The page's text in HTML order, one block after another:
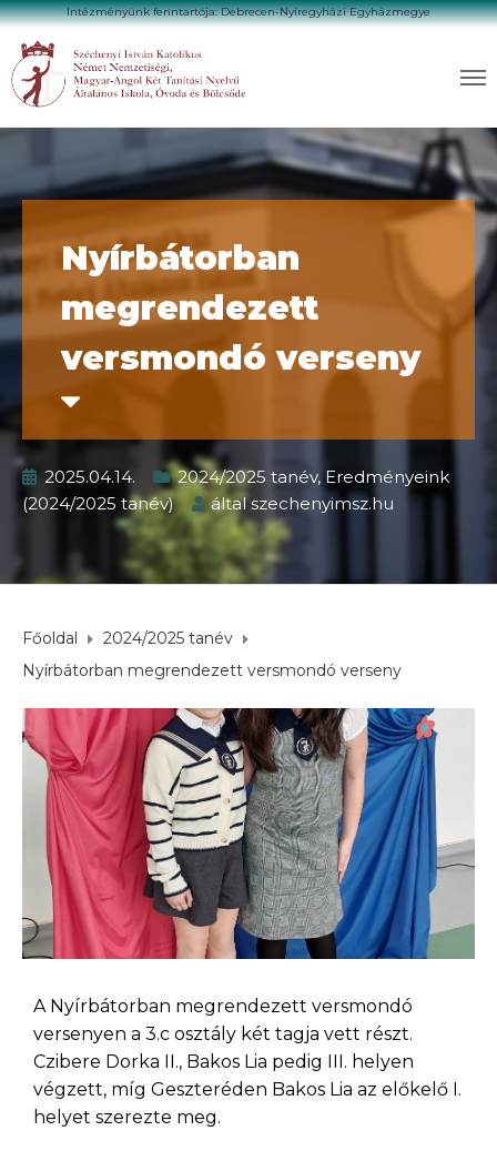
Intézményünk fenntartója: Debrecen-Nyíregyházi Egyházmegye
Nyírbátorban
megrendezett
versmondó verseny
2025.04.14. 2024/2025 tanév, Eredményeink
(2024/2025 tanév)
általszechenyimsz.hu
Főoldal
2024/2025 tanév
Nyírbátorban megrendezett versmondó verseny
A Nyírbátorban megrendezett versmondó
versenyen a 3.c osztály két tagja vett részt.
Czibere Dorka II., Bakos Lia pedig III. helyen
végzett, míg Geszteréden Bakos Lia az előkelő I.
helyet szerezte meg.